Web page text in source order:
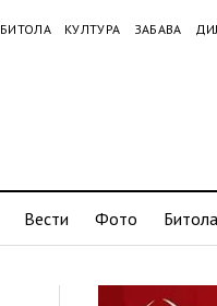
БИТОЛА КУЛТУРА ЗАБАВА
Вести Фото Битола